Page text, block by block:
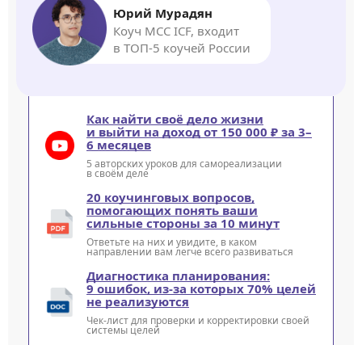
Юрий Мурадян
Коуч MCC ICF, входит
в ТОП-5 коучей России
Как найти своё дело жизни
и выйти на доход от 150 000 ₽ за 3–
6 месяцев
5 авторских уроков для самореализации
в своём деле
20 коучинговых вопросов,
помогающих понять ваши
сильные стороны за 10 минут
Ответьте на них и увидите, в каком
направлении вам легче всего развиваться
Диагностика планирования:
9 ошибок, из-за которых 70% целей
не реализуются
Чек-лист для проверки и корректировки своей
системы целей